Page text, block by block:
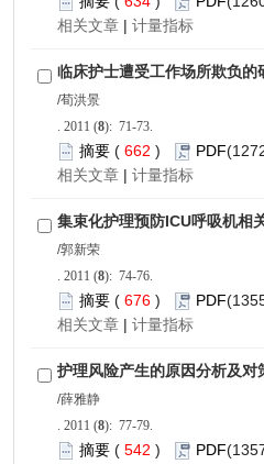
|
): 71-73.
662 )
|
): 74-76.
676 )
|
): 77-79.
542 )